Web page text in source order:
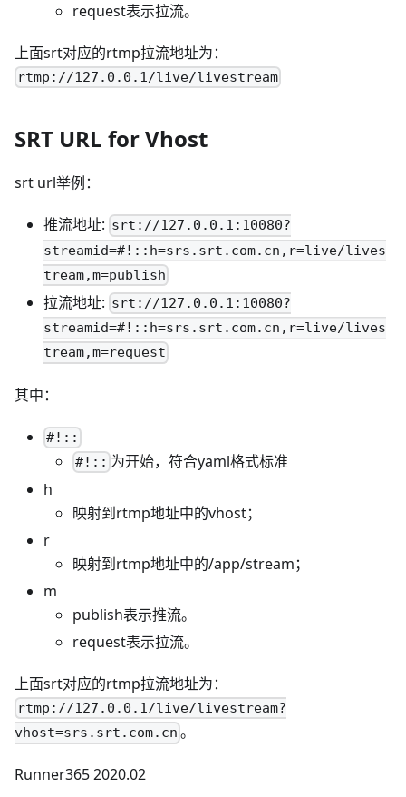
request表示拉流。
上面srt对应的rtmp拉流地址为：
rtmp://127.0.0.1/live/livestream
SRT URL for Vhost
srt url举例：
推流地址: srt://127.0.0.1:10080?
streamid=#!::h=srs.srt.com.cn,r=live/lives
tream,m=publish
拉流地址: srt://127.0.0.1:10080?
streamid=#!::h=srs.srt.com.cn,r=live/lives
tream,m=request
其中：
#!::
#!:: 为开始，符合yaml格式标准
h
映射到rtmp地址中的vhost；
r
映射到rtmp地址中的/app/stream；
m
publish表示推流。
request表示拉流。
上面srt对应的rtmp拉流地址为：
rtmp://127.0.0.1/live/livestream?
vhost=srs.srt.com.cn 。
Runner365 2020.02